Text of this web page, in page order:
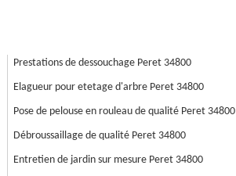
Prestations de dessouchage Peret 34800
Elagueur pour etetage d'arbre Peret 34800
Pose de pelouse en rouleau de qualité Peret 34800
Débroussaillage de qualité Peret 34800
Entretien de jardin sur mesure Peret 34800